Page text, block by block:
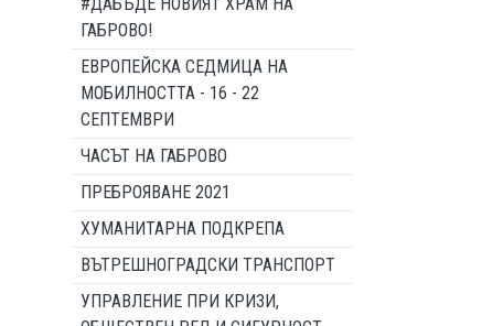
ГАБРОВО!
ЕВРОПЕЙСКА СЕДМИЦА НА
МОБИЛНОСТТА - 16 - 22
СЕПТЕМВРИ
ЧАСЪТ НА ГАБРОВО
ПРЕБРОЯВАНЕ 2021
ХУМАНИТАРНА ПОДКРЕПА
ВЪТРЕШНОГРАДСКИ ТРАНСПОРТ
УПРАВЛЕНИЕ ПРИ КРИЗИ,